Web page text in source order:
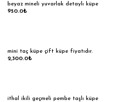
beyaz mineli yuvarlak detaylı küpe
950.0₺
mini taç küpe çift küpe fiyatıdır.
2,300.0₺
ithal ikili geçmeli pembe taşlı küpe